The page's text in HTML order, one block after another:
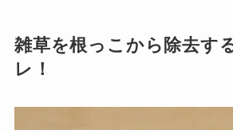
雑草を根っこから除去す
レ！